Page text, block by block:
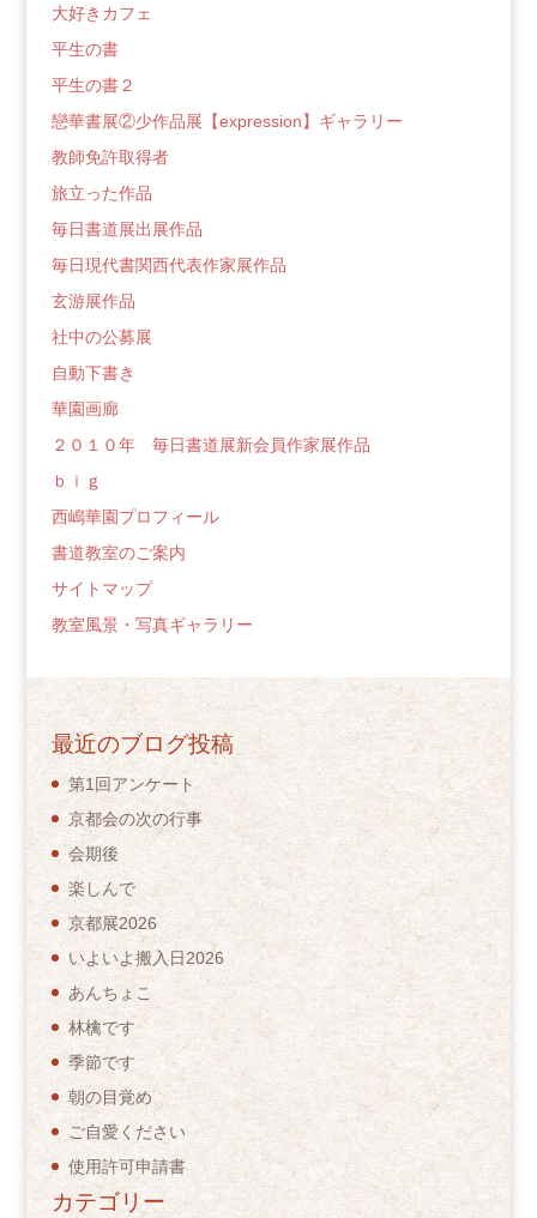
大好きカフェ
平生の書
平生の書２
戀華書展②少作品展【expression】ギャラリー
教師免許取得者
旅立った作品
毎日書道展出展作品
毎日現代書関西代表作家展作品
玄游展作品
社中の公募展
自動下書き
華園画廊
２０１０年 毎日書道展新会員作家展作品
ｂｉｇ
西嶋華園プロフィール
書道教室のご案内
サイトマップ
教室風景・写真ギャラリー
最近のブログ投稿
第1回アンケート
京都会の次の行事
会期後
楽しんで
京都展2026
いよいよ搬入日2026
あんちょこ
林檎です
季節です
朝の目覚め
ご自愛ください
使用許可申請書
カテゴリー